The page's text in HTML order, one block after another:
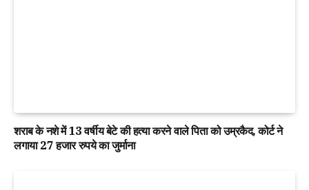
शराब के नशे में 13 वर्षीय बेटे की हत्या करने वाले पिता को उम्रकैद, कोर्ट ने
लगाया 27 हजार रुपये का जुर्माना